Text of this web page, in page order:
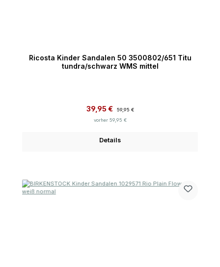
Ricosta Kinder Sandalen 50 3500802/651 Titu
tundra/schwarz WMS mittel
Verkaufspreis:
39,95 €
59,95 €
vorher 59,95 €
Details